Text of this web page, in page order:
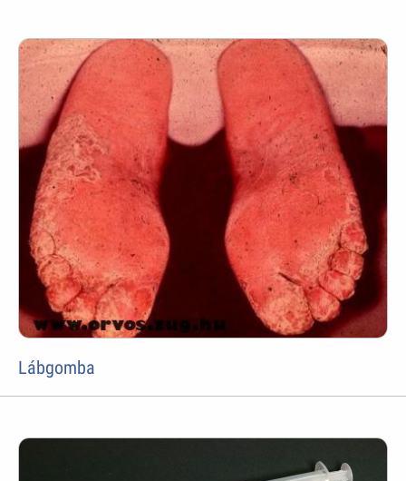
Lábgomba